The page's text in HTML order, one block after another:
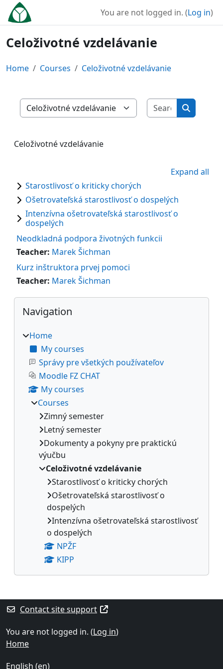
Skip to main content
You are not logged in. (Log in)
Celoživotné vzdelávanie
Home Courses Celoživotné vzdelávanie
Course categories
Search
Search
Celoživotné vzdelávanie
Expand all
Starostlivosť o kriticky chorých
Ošetrovateľská starostlivosť o dospelých
Intenzívna ošetrovateľská starostlivosť o
dospelých
Neodkladná podpora životných funkcii
Teacher: Marek Šichman
Kurz inštruktora prvej pomoci
Teacher: Marek Šichman
Blocks
Skip Navigation
Navigation
Home
My courses
Správy pre všetkých používateľov
Moodle FZ CHAT
My courses
Courses
Zimný semester
Letný semester
Dokumenty a pokyny pre praktickú
výučbu
Celoživotné vzdelávanie
Starostlivosť o kriticky chorých
Ošetrovateľská starostlivosť o
dospelých
Intenzívna ošetrovateľská starostlivosť
o dospelých
NPŽF
KIPP
Supplementary blocks
Contact site support
You are not logged in. (Log in)
Home
English ‎(en)‎